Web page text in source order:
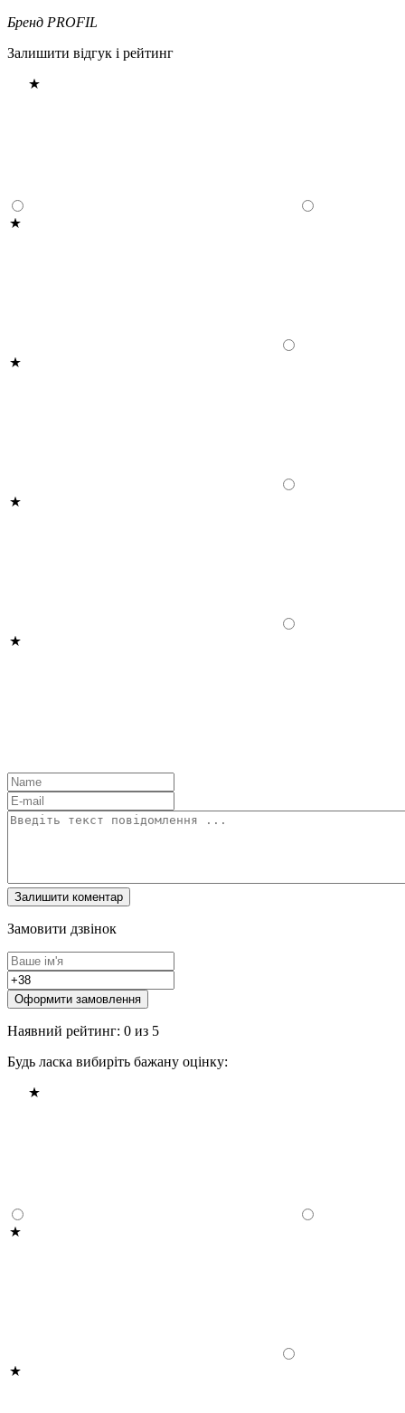
Бренд PROFIL
Залишити відгук і рейтинг
Замовити дзвінок
Оформити замовлення
Наявний рейтинг: 0 из 5
Будь ласка вибиріть бажану оцінку: